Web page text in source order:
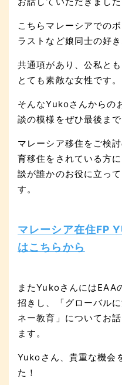
こちらマレーシアでの
ラストなど娘同士の好
共通項があり、公私と
とても素敵な女性です。
そんなYukoさんからの
談の模様をぜひ最後ま
マレーシア移住をご検
育移住をされている方
談が誰かのお役に立っ
す。
マレーシア在住FP
はこちらから
またYukoさんにはEAA
招きし、「グローバル
ネー教育」についてお
ます。
Yukoさん、貴重な機会
た！